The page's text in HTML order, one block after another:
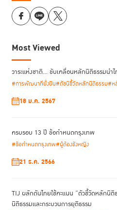
Most Viewed
วาระแห่งชาติ… ขับเคลื่อนหลักนิติธรรมนำ
#การพัฒนาที่ยั่งยืน#ดัชนีชี้วัดหลักนิติธรรม#ห
18 ม.ค. 2567
ครบรอบ 13 ปี ข้อกำหนดกรุงเทพ
#ข้อกำหนดกรุงเทพ#ผู้ต้องขังหญิง
21 ธ.ค. 2566
TIJ ผลักดันไทยใช้คะแนน “ตัวชี้วัดหลักนิติ
นิติธรรมและกระบวนการยุติธรรม